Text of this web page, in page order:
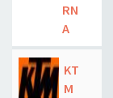
RN
A
KT
M